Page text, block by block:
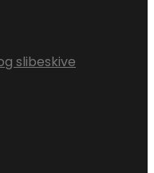
slibeskive